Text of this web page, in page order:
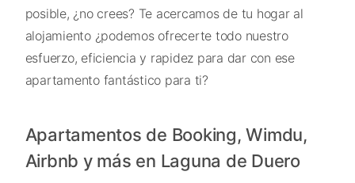
posible, ¿no crees? Te acercamos de tu hogar al
alojamiento ¿podemos ofrecerte todo nuestro
esfuerzo, eficiencia y rapidez para dar con ese
apartamento fantástico para ti?
Apartamentos de Booking, Wimdu,
Airbnb y más en Laguna de Duero